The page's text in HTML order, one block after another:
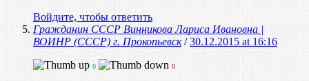
Войдите, чтобы ответить
Гражданин СССР Винникова Лариса Ивановна |
ВОИНР (СССР) г. Прокопьевск/30.12.2015 at 16:16
0 0